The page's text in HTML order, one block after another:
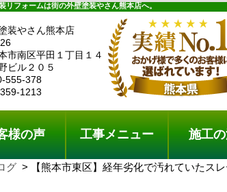
フォームは街の外壁塗装やさん熊本店へ。
装やさん熊本店
市南区平田１丁目１４
ビル２０５
555-378
1213
料金プラン 無料点検
様の声 工事メニュー 施工
グ
【熊本市東区】経年劣化で汚れていたス